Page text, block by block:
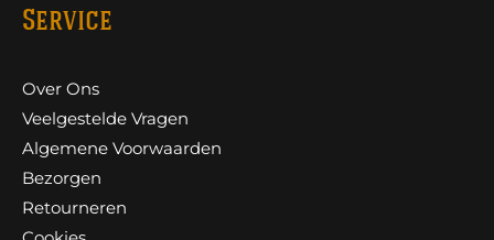
Service
Over Ons
Veelgestelde Vragen
Algemene Voorwaarden
Bezorgen
Retourneren